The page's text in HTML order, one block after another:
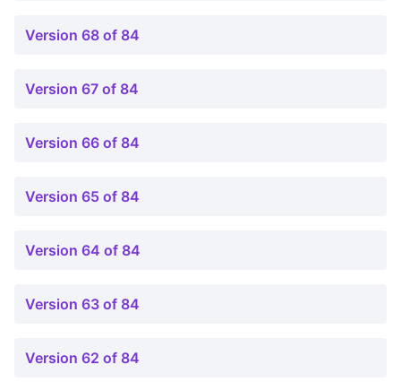
Version 68 of 84
Version 67 of 84
Version 66 of 84
Version 65 of 84
Version 64 of 84
Version 63 of 84
Version 62 of 84